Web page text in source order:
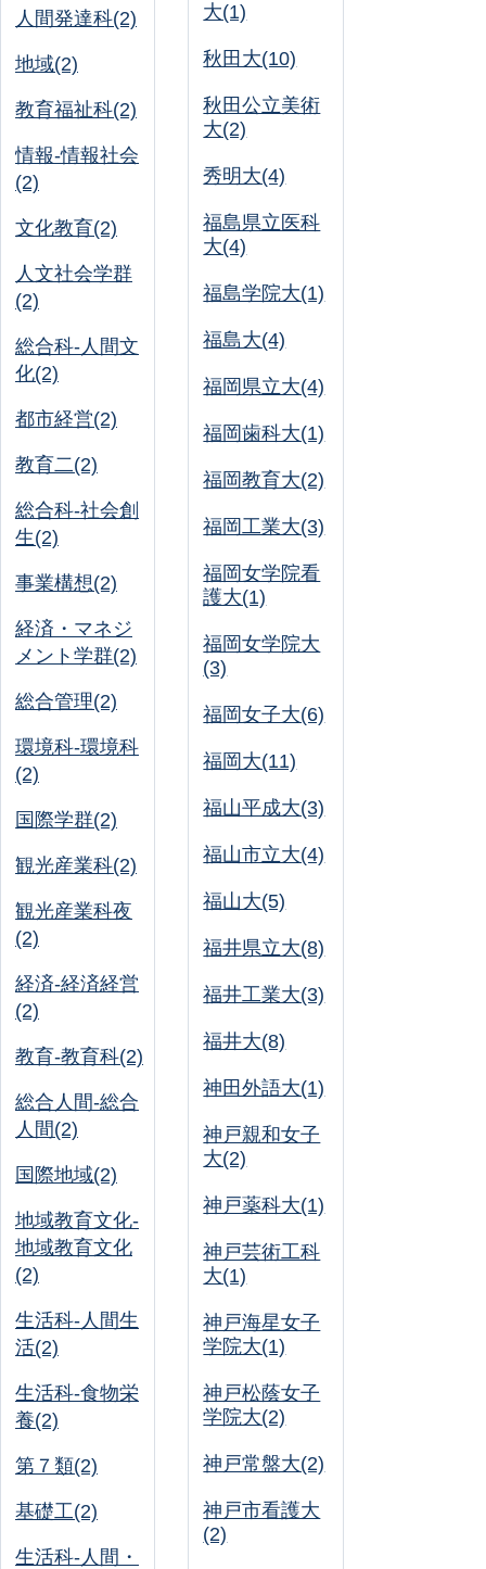
人間発達科(2)
地域(2)
教育福祉科(2)
情報-情報社会
(2)
文化教育(2)
人文社会学群
(2)
総合科-人間文
化(2)
都市経営(2)
教育二(2)
総合科-社会創
生(2)
事業構想(2)
経済・マネジ
メント学群(2)
総合管理(2)
環境科-環境科
(2)
国際学群(2)
観光産業科(2)
観光産業科夜
(2)
経済-経済経営
(2)
教育-教育科(2)
総合人間-総合
人間(2)
国際地域(2)
地域教育文化-
地域教育文化
(2)
生活科-人間生
活(2)
生活科-食物栄
養(2)
第７類(2)
基礎工(2)
生活科-人間・
大(1)
秋田大(10)
秋田公立美術
大(2)
秀明大(4)
福島県立医科
大(4)
福島学院大(1)
福島大(4)
福岡県立大(4)
福岡歯科大(1)
福岡教育大(2)
福岡工業大(3)
福岡女学院看
護大(1)
福岡女学院大
(3)
福岡女子大(6)
福岡大(11)
福山平成大(3)
福山市立大(4)
福山大(5)
福井県立大(8)
福井工業大(3)
福井大(8)
神田外語大(1)
神戸親和女子
大(2)
神戸薬科大(1)
神戸芸術工科
大(1)
神戸海星女子
学院大(1)
神戸松蔭女子
学院大(2)
神戸常盤大(2)
神戸市看護大
(2)